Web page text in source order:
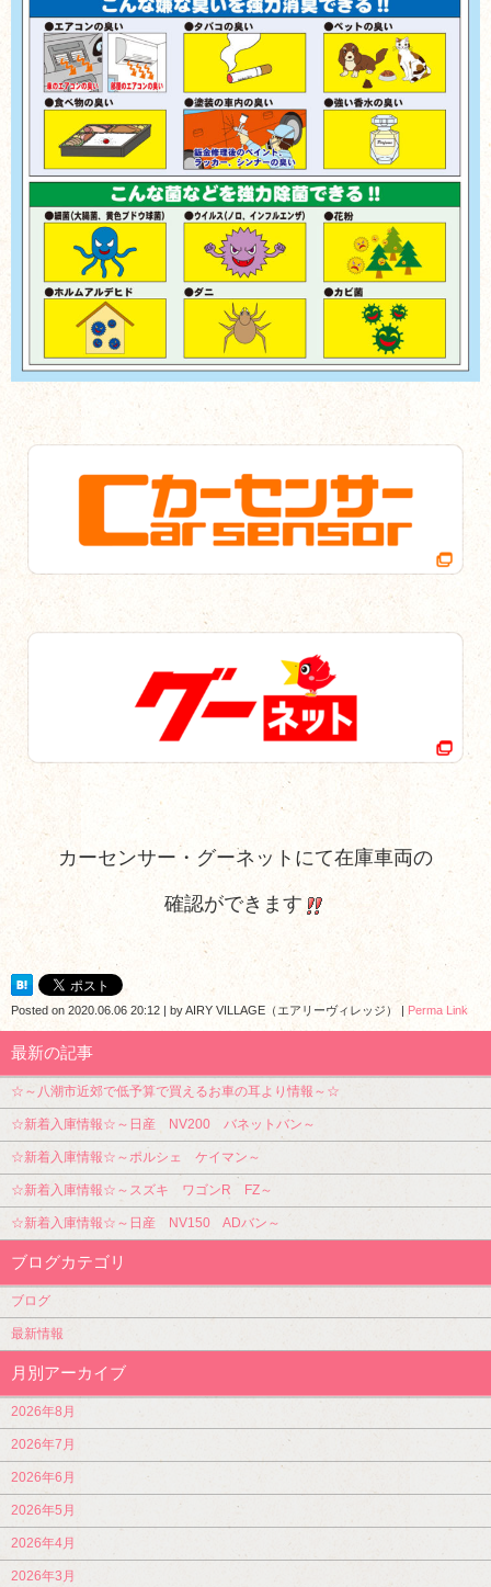
カーセンサー・グーネットにて在庫車両の
確認ができます
Posted on 2020.06.06 20:12 byAIRY VILLAGE（エアリーヴィレッジ） Perma Link
最新の記事
☆～八潮市近郊で低予算で買えるお車の耳より情報～☆
☆新着入庫情報☆～日産 NV200 バネットバン～
☆新着入庫情報☆～ポルシェ ケイマン～
☆新着入庫情報☆～スズキ ワゴンR FZ～
☆新着入庫情報☆～日産 NV150 ADバン～
ブログカテゴリ
ブログ
最新情報
月別アーカイブ
2026年8月
2026年7月
2026年6月
2026年5月
2026年4月
2026年3月